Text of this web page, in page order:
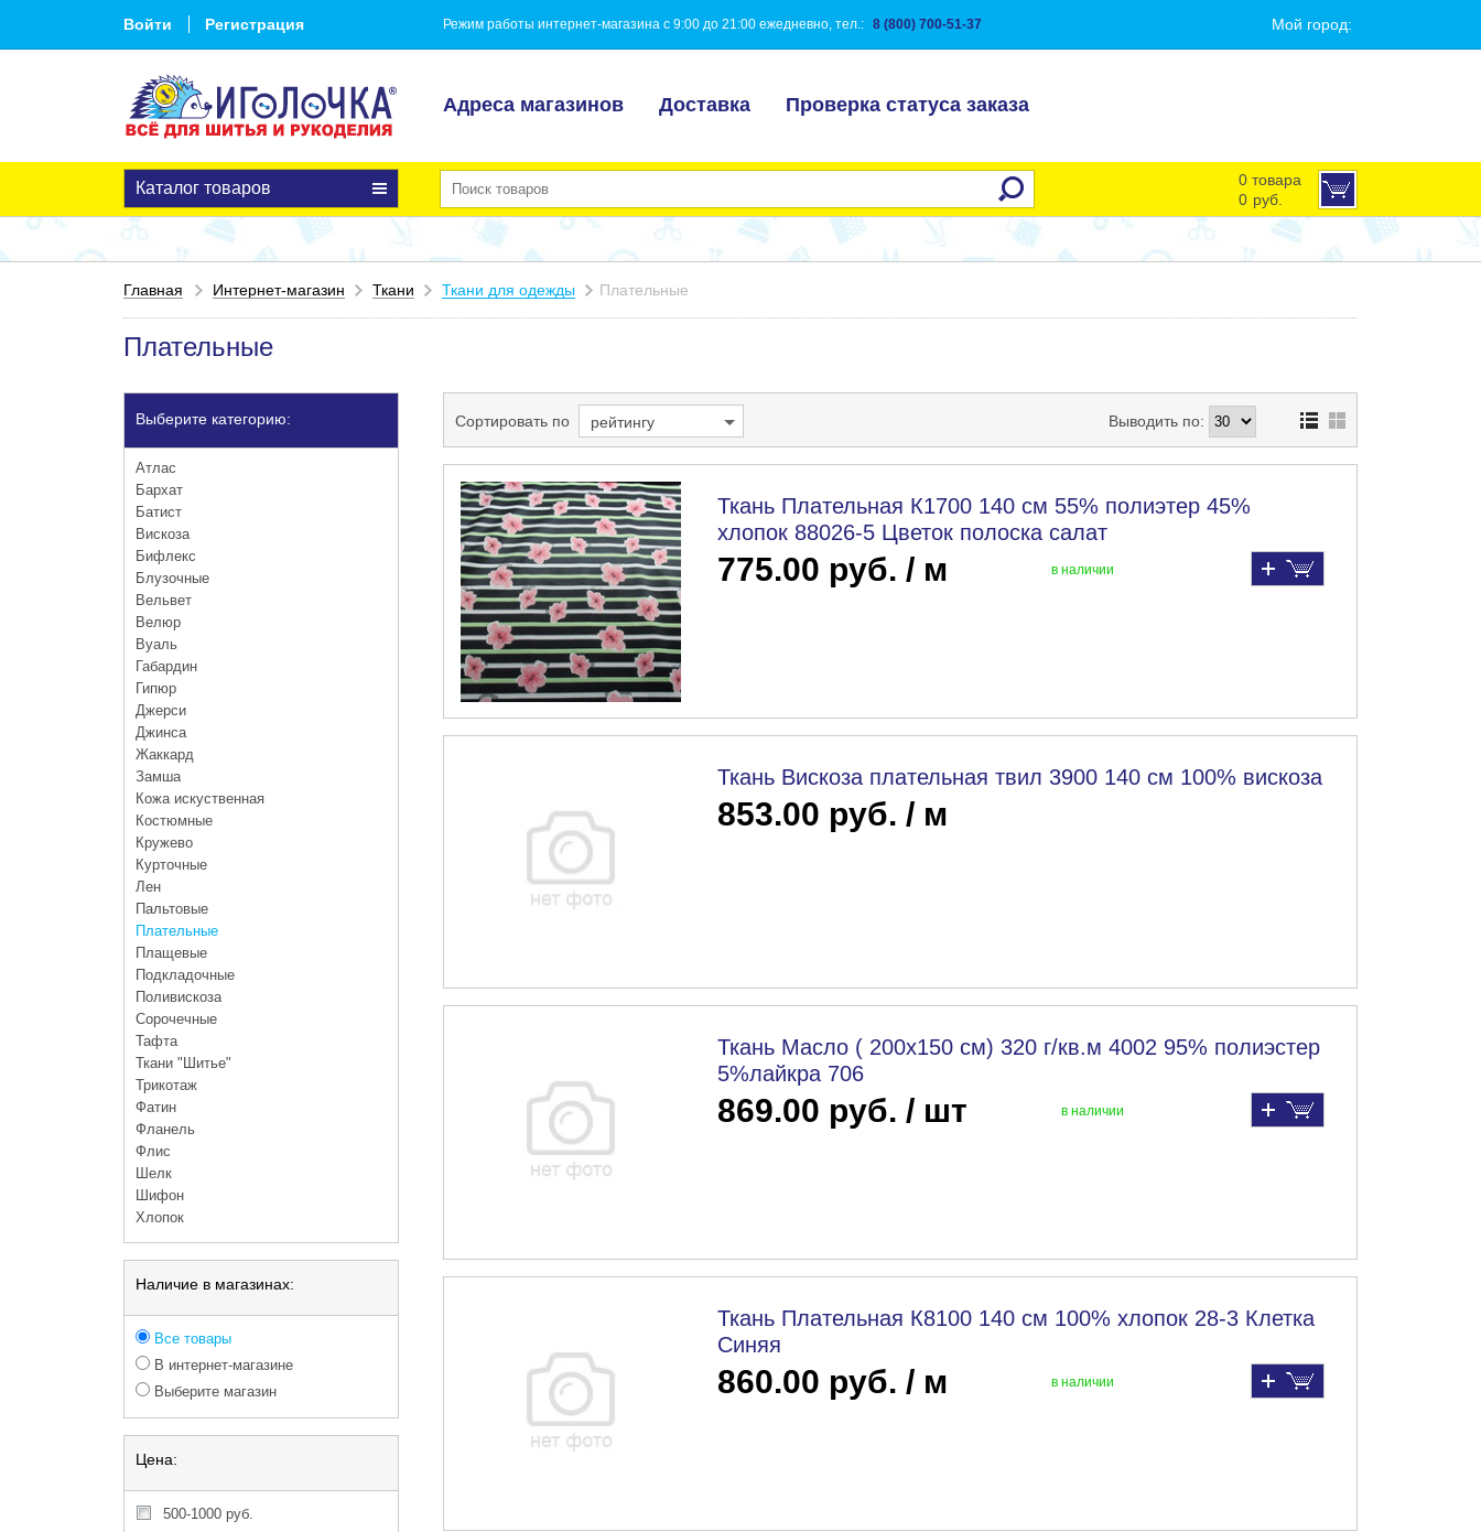
Войти Регистрация Режим работы интернет-магазина с 9:00 до 21:00 ежедневно, тел.: 8 (800) 700-51-37 Мой город:
Адреса магазинов Доставка Проверка статуса заказа
Каталог товаров
0 товара
0 руб.
Главная Интернет-магазин Ткани Ткани для одежды Плательные
Плательные
Выберите категорию:
Атлас
Бархат
Батист
Вискоза
Бифлекс
Блузочные
Вельвет
Велюр
Вуаль
Габардин
Гипюр
Джерси
Джинса
Жаккард
Замша
Кожа искуственная
Костюмные
Кружево
Курточные
Лен
Пальтовые
Плательные
Плащевые
Подкладочные
Поливискоза
Сорочечные
Тафта
Ткани "Шитье"
Трикотаж
Фатин
Фланель
Флис
Шелк
Шифон
Хлопок
Наличие в магазинах:
Все товары
В интернет-магазине
Выберите магазин
Цена:
500-1000 руб.
Сортировать по рейтингу Выводить по:
Ткань Плательная К1700 140 см 55% полиэтер 45%
хлопок 88026-5 Цветок полоска салат
775.00 руб. / м в наличии
Ткань Вискоза плательная твил 3900 140 см 100% вискоза
853.00 руб. / м
Ткань Масло ( 200х150 см) 320 г/кв.м 4002 95% полиэстер
5%лайкра 706
869.00 руб. / шт в наличии
Ткань Плательная К8100 140 см 100% хлопок 28-3 Клетка
Синяя
860.00 руб. / м в наличии